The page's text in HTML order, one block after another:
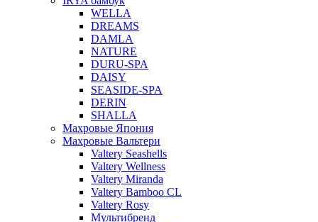
WELLA
DREAMS
DAMLA
NATURE
DURU-SPA
DAISY
SEASIDE-SPA
DERIN
SHALLA
Махровые Япония
Махровые Вальтери
Valtery Seashells
Valtery Wellness
Valtery Miranda
Valtery Bamboo CL
Valtery Rosy
Мультибренд